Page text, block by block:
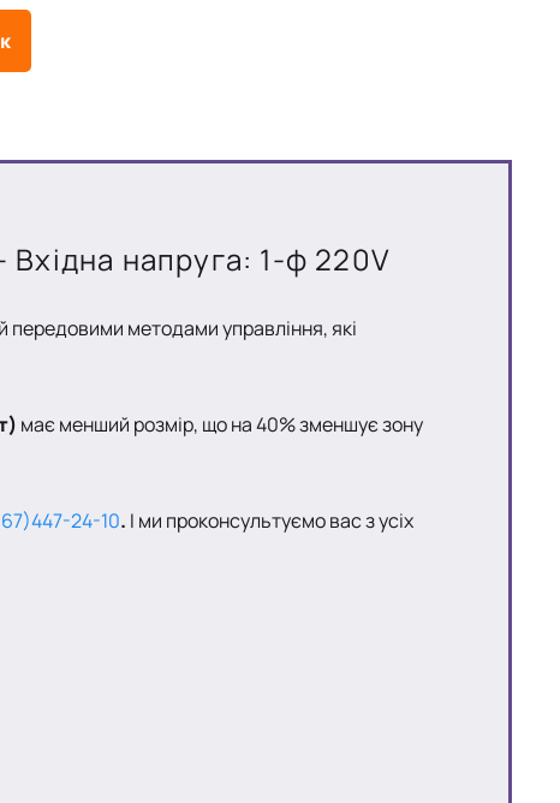
Вхідна напруга: 1-ф 220V
передовими методами управління, які
має менший розмір, що на 40% зменшує зону
24-10. І ми проконсультуємо вас з усіх